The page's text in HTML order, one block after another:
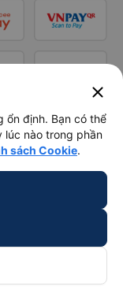
close
ổn định. Bạn có thể
lúc nào trong phần
sách Cookie.